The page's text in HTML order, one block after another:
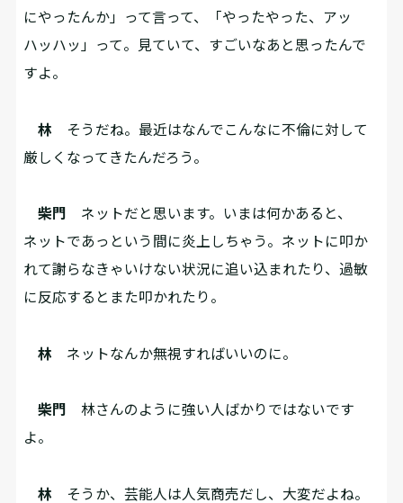
にやったんか」って言って、「やったやった、アッ
ハッハッ」って。見ていて、すごいなあと思ったんで
すよ。
林 そうだね。最近はなんでこんなに不倫に対して
厳しくなってきたんだろう。
柴門
ネットだと思います。いまは何かあると、
ネットであっという間に炎上しちゃう。ネットに叩か
れて謝らなきゃいけない状況に追い込まれたり、過敏
に反応するとまた叩かれたり。
林 ネットなんか無視すればいいのに。
柴門
林さんのように強い人ばかりではないです
よ。
林 そうか、芸能人は人気商売だし、大変だよね。